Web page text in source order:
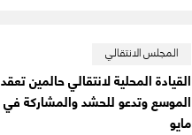
المجلس الانتقالي
القيادة المحلية لانتقالي حالمين
مايو